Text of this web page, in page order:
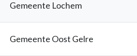
Gemeente Lochem
Gemeente Oost Gelre